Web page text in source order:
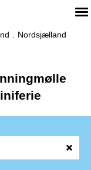
Nordsjælland